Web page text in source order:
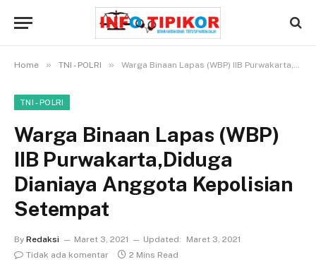
Home » TNI - POLRI » Warga Binaan Lapas (WBP) IIB Purwakarta,Diduga Dianiaya Anggota Kepolisian Setempat
TNI - POLRI
Warga Binaan Lapas (WBP)
IIB Purwakarta,Diduga
Dianiaya Anggota Kepolisian
Setempat
By Redaksi Maret 3, 2021 Updated:
Maret 3, 2021
Tidak ada komentar
2 Mins Read